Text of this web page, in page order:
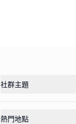
社群主題
熱門地點